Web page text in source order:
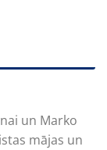
un Marko
mājas un